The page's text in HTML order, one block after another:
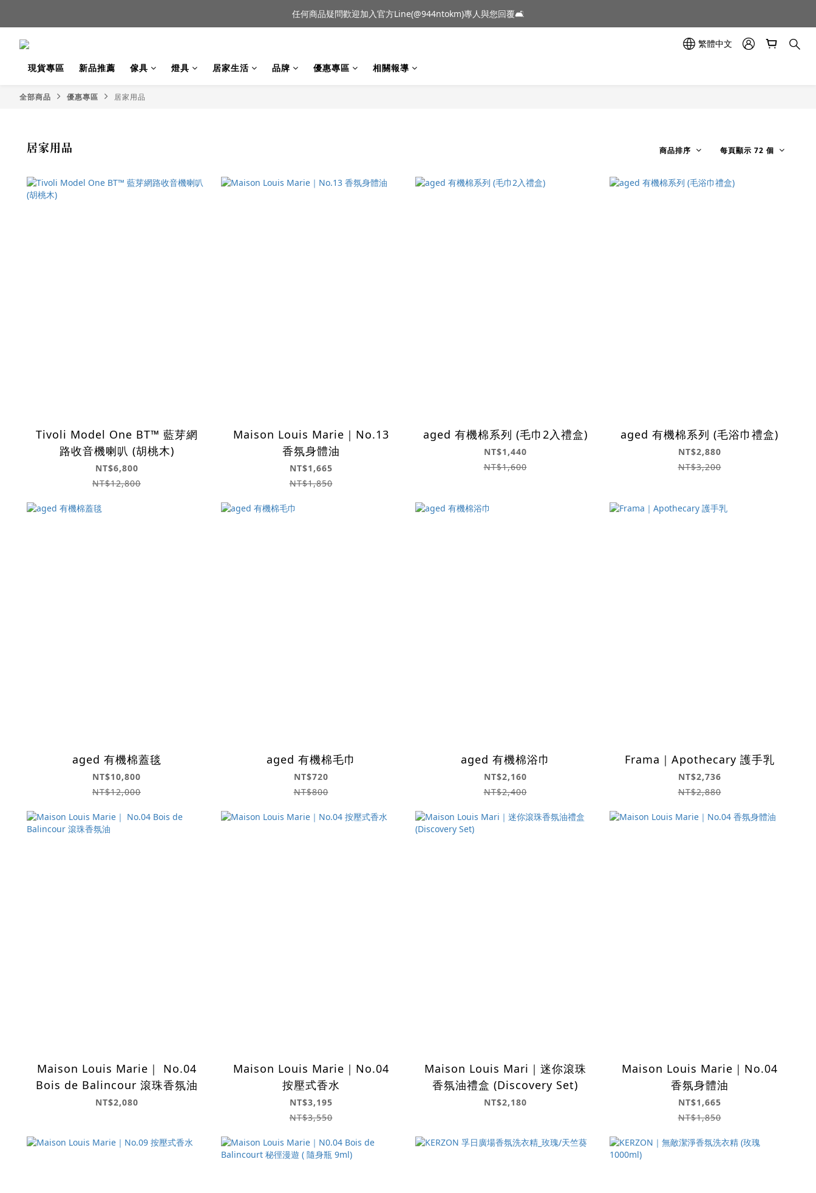
新品到貨｜日本燈具品牌 Ambientec 年度新品 Barcarolle 臺中樂群門市展示中✨
任何商品疑問歡迎加入官方Line(@944ntokm)專人與您回覆🛋️
繁體中文
現貨專區 新品推薦 傢具 燈具 居家生活 品牌 優惠專區 相關報導
全部商品 優惠專區 居家用品
居家用品 商品排序 每頁顯示 72 個
Tivoli Model One BT™ 藍芽網
路收音機喇叭 (胡桃木)
NT$6,800
NT$12,800
Maison Louis Marie｜No.13
香氛身體油
NT$1,665
NT$1,850
aged 有機棉系列 (毛巾2入禮盒)
NT$1,440
NT$1,600
aged 有機棉系列 (毛浴巾禮盒)
NT$2,880
NT$3,200
aged 有機棉蓋毯
NT$10,800
NT$12,000
aged 有機棉毛巾
NT$720
NT$800
aged 有機棉浴巾
NT$2,160
NT$2,400
Frama｜Apothecary 護手乳
NT$2,736
NT$2,880
Maison Louis Marie｜ No.04
Bois de Balincour 滾珠香氛油
NT$2,080
Maison Louis Marie｜No.04
按壓式香水
NT$3,195
NT$3,550
Maison Louis Mari｜迷你滾珠
香氛油禮盒 (Discovery Set)
NT$2,180
Maison Louis Marie｜No.04
香氛身體油
NT$1,665
NT$1,850